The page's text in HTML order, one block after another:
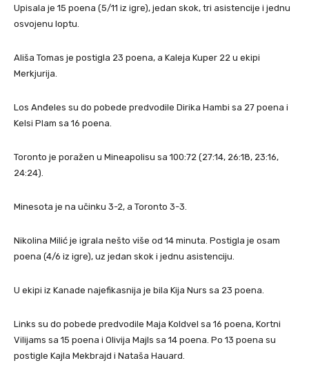
Upisala je 15 poena (5/11 iz igre), jedan skok, tri asistencije i jednu
osvojenu loptu.
Ališa Tomas je postigla 23 poena, a Kaleja Kuper 22 u ekipi
Merkjurija.
Los Anđeles su do pobede predvodile Dirika Hambi sa 27 poena i
Kelsi Plam sa 16 poena.
Toronto je poražen u Mineapolisu sa 100:72 (27:14, 26:18, 23:16,
24:24).
Minesota je na učinku 3-2, a Toronto 3-3.
Nikolina Milić je igrala nešto više od 14 minuta. Postigla je osam
poena (4/6 iz igre), uz jedan skok i jednu asistenciju.
U ekipi iz Kanade najefikasnija je bila Kija Nurs sa 23 poena.
Links su do pobede predvodile Maja Koldvel sa 16 poena, Kortni
Vilijams sa 15 poena i Olivija Majls sa 14 poena. Po 13 poena su
postigle Kajla Mekbrajd i Nataša Hauard.